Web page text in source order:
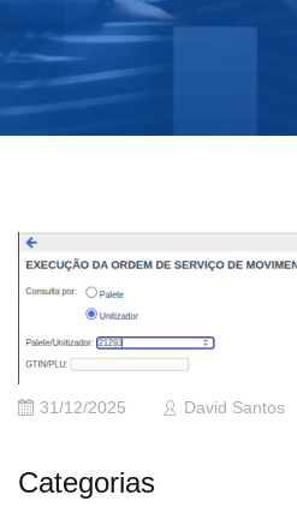
31/12/2025 David Santos
Categorias